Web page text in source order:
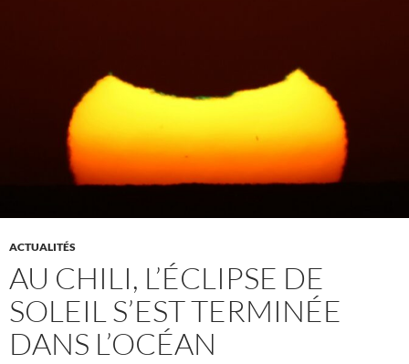
ACTUALITÉS
AU CHILI, L’ÉCLIPSE DE
SOLEIL S’EST TERMINÉE
DANS L’OCÉAN